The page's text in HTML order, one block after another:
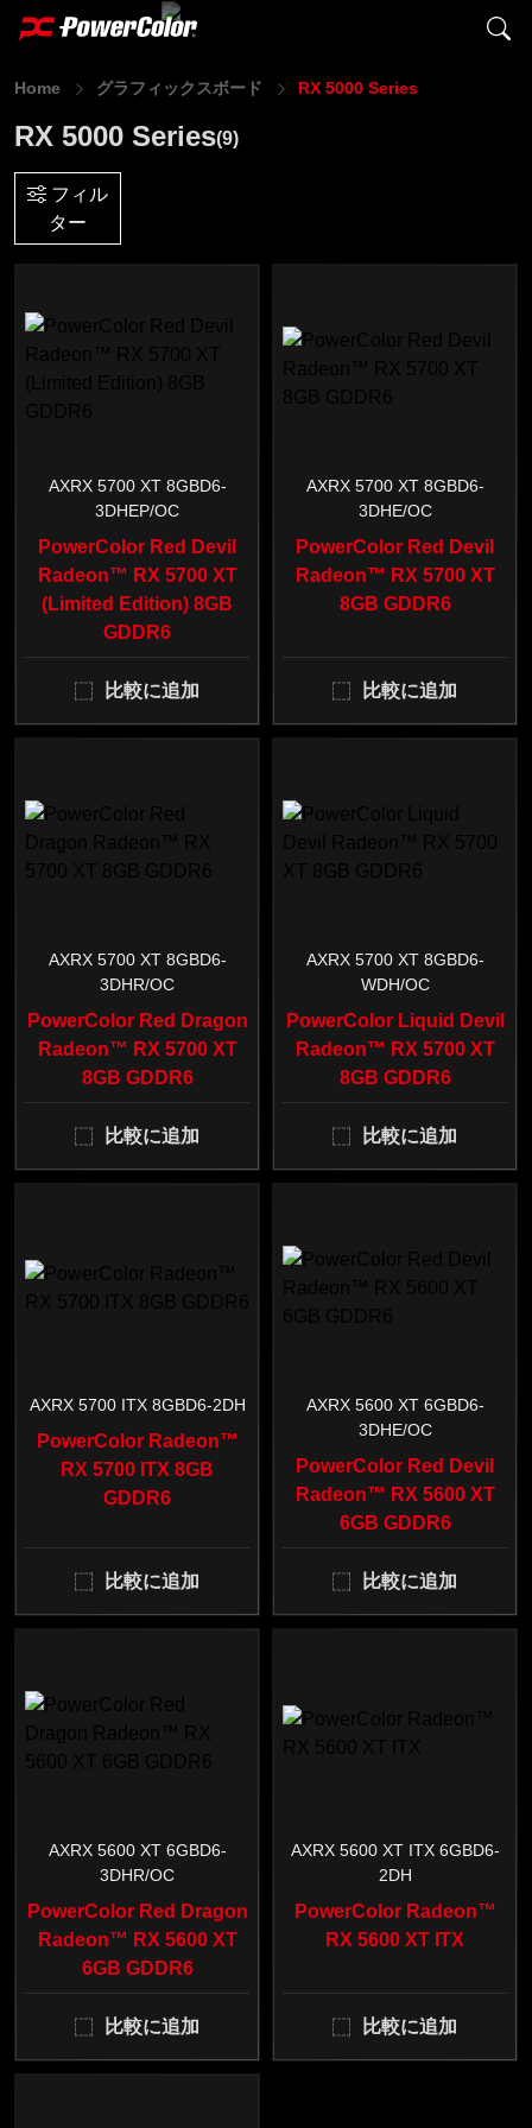
Home グラフィックスボード RX 5000 Series
RX 5000 Series(9)
フィル
ター
AXRX 5700 XT 8GBD6-
3DHEP/OC
PowerColor Red Devil
Radeon™ RX 5700 XT
(Limited Edition) 8GB
GDDR6
比較に追加
AXRX 5700 XT 8GBD6-
3DHE/OC
PowerColor Red Devil
Radeon™ RX 5700 XT
8GB GDDR6
比較に追加
AXRX 5700 XT 8GBD6-
3DHR/OC
PowerColor Red Dragon
Radeon™ RX 5700 XT
8GB GDDR6
比較に追加
AXRX 5700 XT 8GBD6-
WDH/OC
PowerColor Liquid Devil
Radeon™ RX 5700 XT
8GB GDDR6
比較に追加
AXRX 5700 ITX 8GBD6-2DH
PowerColor Radeon™
RX 5700 ITX 8GB
GDDR6
比較に追加
AXRX 5600 XT 6GBD6-
3DHE/OC
PowerColor Red Devil
Radeon™ RX 5600 XT
6GB GDDR6
比較に追加
AXRX 5600 XT 6GBD6-
3DHR/OC
PowerColor Red Dragon
Radeon™ RX 5600 XT
6GB GDDR6
比較に追加
AXRX 5600 XT ITX 6GBD6-
2DH
PowerColor Radeon™
RX 5600 XT ITX
比較に追加